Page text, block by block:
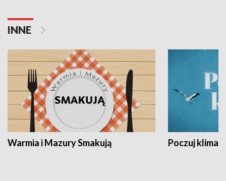
INNE
Warmia i Mazury Smakują Poczuj klimat